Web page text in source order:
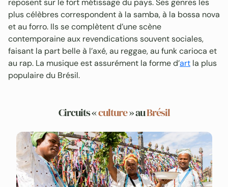
reposent sur le fort métissage du pays. Ses genres les
plus célèbres correspondent à la samba, à la bossa nova
et au forro. Ils se complètent d’une scène
contemporaine aux revendications souvent sociales,
faisant la part belle à l’axé, au reggae, au funk carioca et
au rap. La musique est assurément la forme d’art la plus
populaire du Brésil.
Circuits «culture» auBrésil